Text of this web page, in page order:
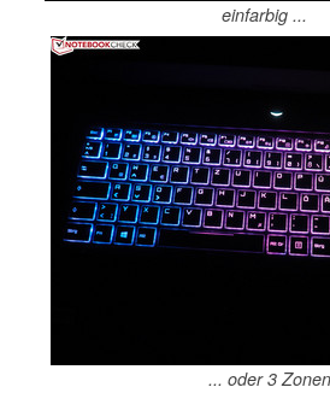
einfarbig ...
... oder 3 Zonen